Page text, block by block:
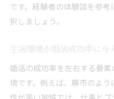
です。経験者の体験談を参
択しましょう。
生活環境が婚活成功率に与
婚活の成功率を左右する要
境です。例えば、蕨市のよ